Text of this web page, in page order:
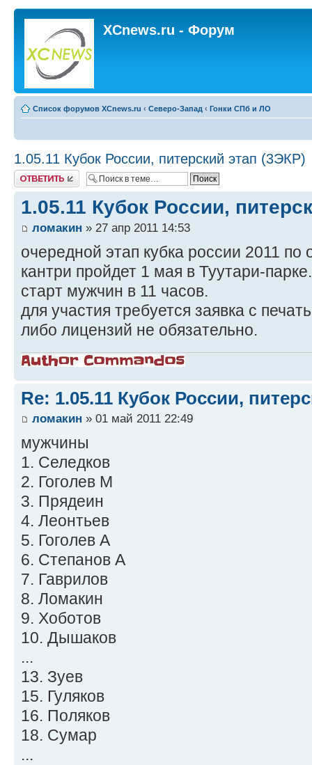
XCnews.ru - Форум
Список форумов XCnews.ru ‹ Северо-Запад ‹ Гонки СПб и ЛО
1.05.11 Кубок России, питерский этап (3ЭКР)
Ответить
1.05.11 Кубок России,
ломакин » 27 апр 2011 14:53
очередной этап кубка россии 2011 по
кантри пройдет 1 мая в Туутари-парке.
старт мужчин в 11 часов.
для участия требуется заявка с
либо лицензий не обязательно.
Re: 1.05.11 Кубок России,
ломакин » 01 май 2011 22:49
мужчины
1. Селедков
2. Гоголев М
3. Прядеин
4. Леонтьев
5. Гоголев А
6. Степанов А
7. Гаврилов
8. Ломакин
9. Хоботов
10. Дышаков
...
13. Зуев
15. Гуляков
16. Поляков
18. Сумар
...